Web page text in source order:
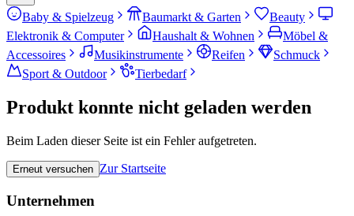
Baby & Spielzeug Baumarkt & Garten
Beauty
Elektronik & Computer
Haushalt & Wohnen
Möbel &
Accessoires
Musikinstrumente Reifen
Schmuck
Sport & Outdoor
Tierbedarf
Produkt konnte nicht geladen werden
Beim Laden dieser Seite ist ein Fehler aufgetreten.
Erneut versuchen Zur Startseite
Unternehmen